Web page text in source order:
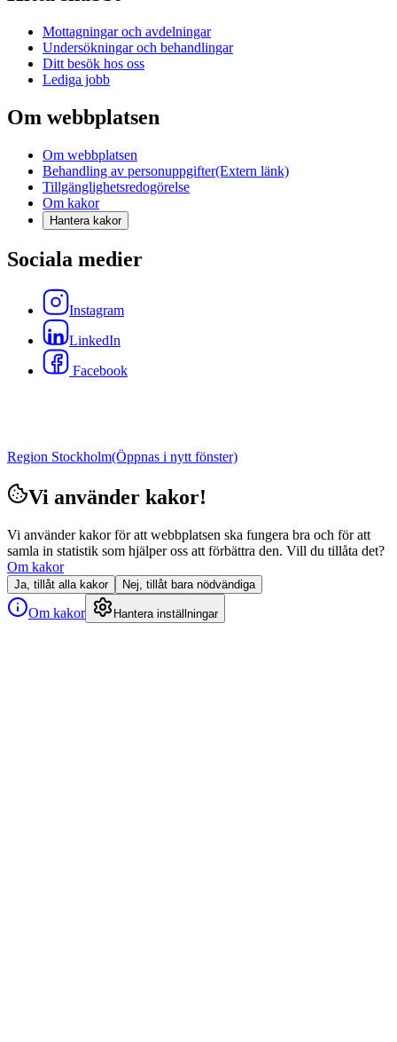
Mottagningar och avdelningar
Undersökningar och behandlingar
Ditt besök hos oss
Lediga jobb
Om webbplatsen
Om webbplatsen
Behandling av personuppgifter(Extern länk)
Tillgänglighetsredogörelse
Om kakor
Hantera kakor
Sociala medier
Instagram
LinkedIn
Facebook
Region Stockholm(Öppnas i nytt fönster)
Vi använder kakor!
Vi använder kakor för att webbplatsen ska fungera bra och för att
samla in statistik som hjälper oss att förbättra den. Vill du tillåta det?
Om kakor
Ja, tillåt alla kakor Nej, tillåt bara nödvändiga
Om kakor Hantera inställningar